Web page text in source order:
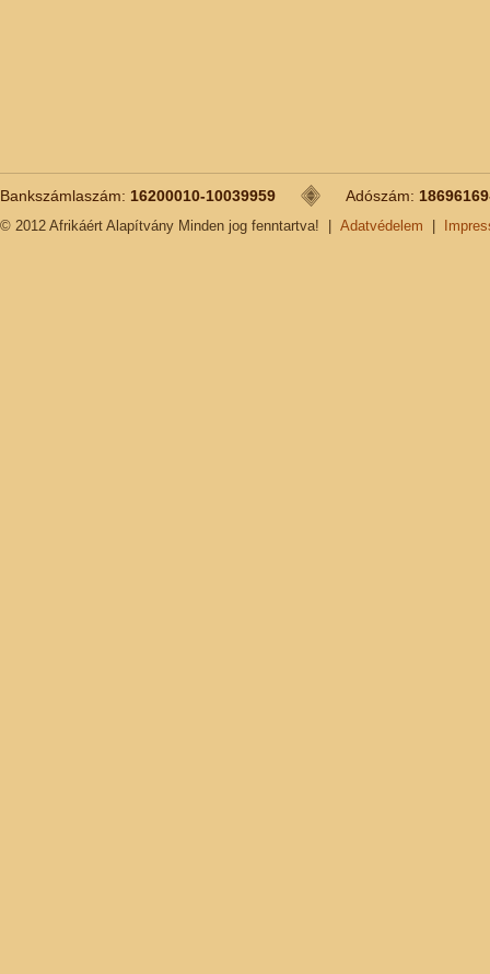
Bankszámlaszám: 16200010-10039959 Adószám:
© 2012 Afrikáért Alapítvány Minden jog fenntartva! Adatvédelem